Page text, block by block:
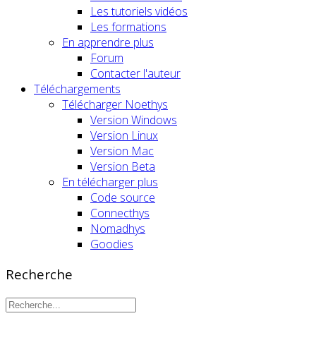
Les tutoriels vidéos
Les formations
En apprendre plus
Forum
Contacter l'auteur
Téléchargements
Télécharger Noethys
Version Windows
Version Linux
Version Mac
Version Beta
En télécharger plus
Code source
Connecthys
Nomadhys
Goodies
Recherche